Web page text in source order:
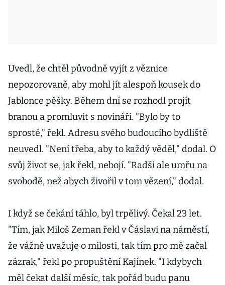
Uvedl, že chtěl původně vyjít z věznice
nepozorovaně, aby mohl jít alespoň kousek do
Jablonce pěšky. Během dní se rozhodl projít
branou a promluvit s novináři. "Bylo by to
sprosté," řekl. Adresu svého budoucího bydliště
neuvedl. "Není třeba, aby to každý věděl," dodal. O
svůj život se, jak řekl, nebojí. "Radši ale umřu na
svobodě, než abych živořil v tom vězení," dodal.
I když se čekání táhlo, byl trpělivý. Čekal 23 let.
"Tím, jak Miloš Zeman řekl v Čáslavi na náměstí,
že vážně uvažuje o milosti, tak tím pro mě začal
zázrak," řekl po propuštění Kajínek. "I kdybych
měl čekat další měsíc, tak pořád budu panu